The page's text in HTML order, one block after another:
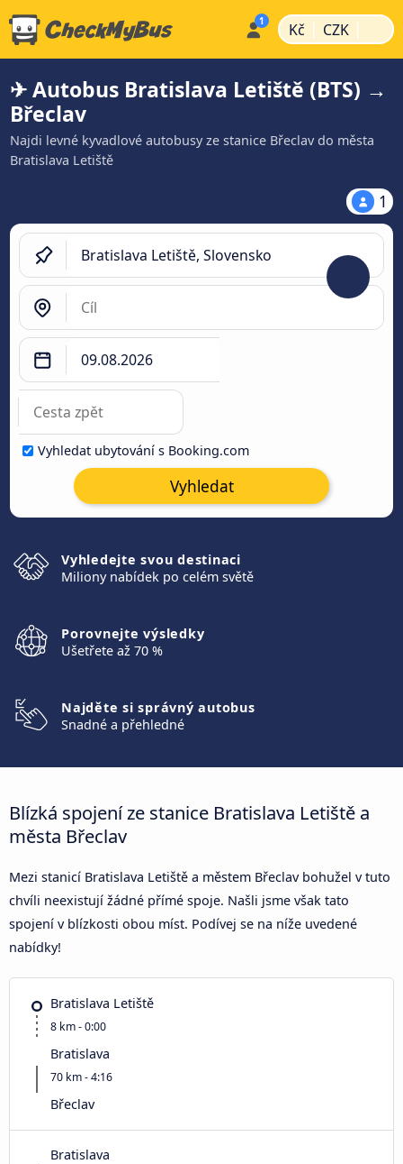
Kč | CZK |
✈ Autobus Bratislava Letiště (BTS) →
Břeclav
Najdi levné kyvadlové autobusy ze stanice Břeclav do města
Bratislava Letiště
1
Vyhledat ubytování s Booking.com
Vyhledat
Vyhledejte svou destinaci
Miliony nabídek po celém světě
Porovnejte výsledky
Ušetřete až 70 %
Najděte si správný autobus
Snadné a přehledné
Blízká spojení ze stanice Bratislava Letiště a
města Břeclav
Mezi stanicí Bratislava Letiště a městem Břeclav bohužel v tuto
chvíli neexistují žádné přímé spoje. Našli jsme však tato
spojení v blízkosti obou míst. Podívej se na níže uvedené
nabídky!
Bratislava Letiště
8 km - 0:00
Bratislava
70 km - 4:16
Břeclav
Bratislava